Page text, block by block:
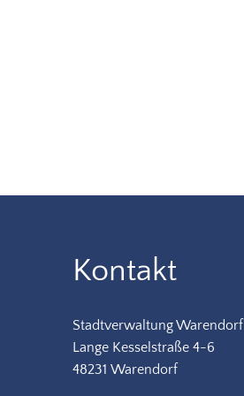
Kontakt
Stadtverwaltung Warendorf
Lange Kesselstraße 4-6
48231 Warendorf